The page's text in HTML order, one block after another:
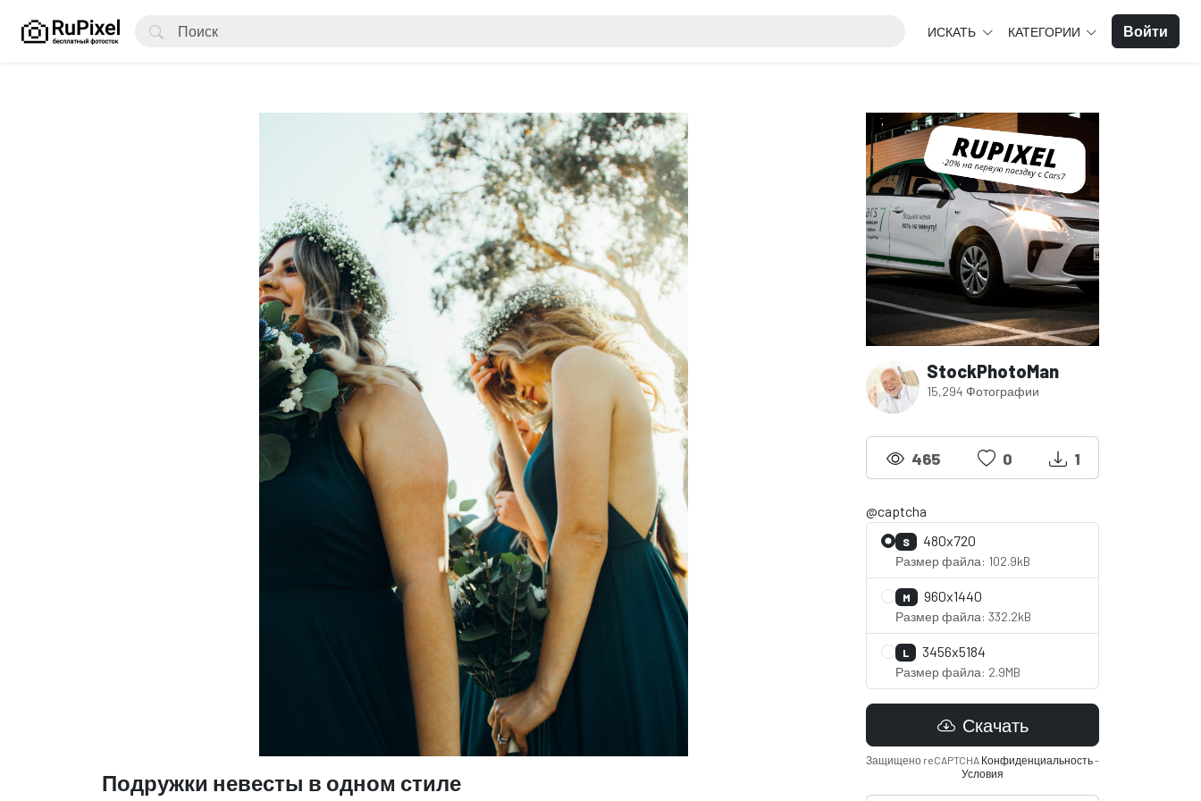
ИСКАТЬ КАТЕГОРИИ Войти
Подружки невесты в одном стиле
StockPhotoMan
15,294 Фотографии
465 0 1
@captcha
S 480x720
Размер файла: 102.9kB
M 960x1440
Размер файла: 332.2kB
L 3456x5184
Размер файла: 2.9MB
Скачать
Защищено reCAPTCHA Конфиденциальность-
Условия